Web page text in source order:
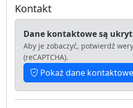
Kontakt
Dane kontaktowe są
Aby je zobaczyć, potwierdź
(reCAPTCHA).
Pokaż dane kontaktowe